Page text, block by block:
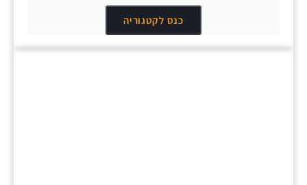
כנס לקטגוריה